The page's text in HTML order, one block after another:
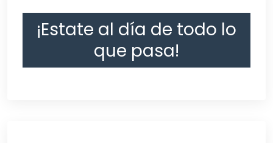
¡Estate al día de todo lo
que pasa!